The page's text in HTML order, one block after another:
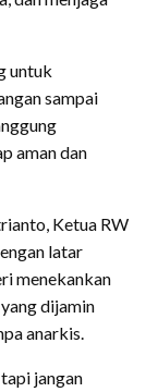
untuk
sampai
aman dan
Ketua RW
latar
menekankan
dijamin
anarkis.
jangan